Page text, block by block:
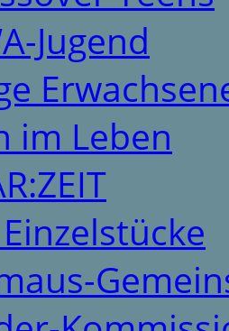
Jugend
im Leben